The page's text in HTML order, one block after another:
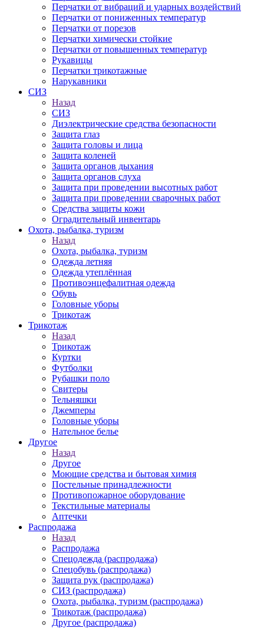
Перчатки от вибраций и ударных воздействий
Перчатки от пониженных температур
Перчатки от порезов
Перчатки химически стойкие
Перчатки от повышенных температур
Рукавицы
Перчатки трикотажные
Нарукавники
СИЗ
Назад
СИЗ
Диэлектрические средства безопасности
Защита глаз
Защита головы и лица
Защита коленей
Защита органов дыхания
Защита органов слуха
Защита при проведении высотных работ
Защита при проведении сварочных работ
Средства защиты кожи
Оградительный инвентарь
Охота, рыбалка, туризм
Назад
Охота, рыбалка, туризм
Одежда летняя
Одежда утеплённая
Противоэнцефалитная одежда
Обувь
Головные уборы
Трикотаж
Трикотаж
Назад
Трикотаж
Куртки
Футболки
Рубашки поло
Свитеры
Тельняшки
Джемперы
Головные уборы
Нательное белье
Другое
Назад
Другое
Моющие средства и бытовая химия
Постельные принадлежности
Противопожарное оборудование
Текстильные материалы
Аптечки
Распродажа
Назад
Распродажа
Спецодежда (распродажа)
Спецобувь (распродажа)
Защита рук (распродажа)
СИЗ (распродажа)
Охота, рыбалка, туризм (распродажа)
Трикотаж (распродажа)
Другое (распродажа)